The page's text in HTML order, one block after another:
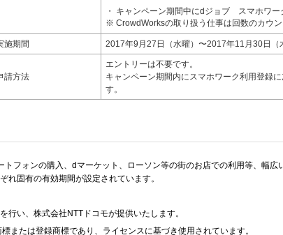
キャンペーン期間中にdジョブ スマホワー
CrowdWorksの取り扱う仕事は回数のカウ
施期間 2017年9月27日（水曜）〜2017年11月30日（
請方法
エントリーは不要です。
キャンペーン期間内にスマホワーク利用登録
す。
フォンの購入、dマーケット、ローソン等の街のお店での利用等、幅
れ固有の有効期間が設定されています。
行い、株式会社NTTドコモが提供いたします。
または登録商標であり、ライセンスに基づき使用されています。